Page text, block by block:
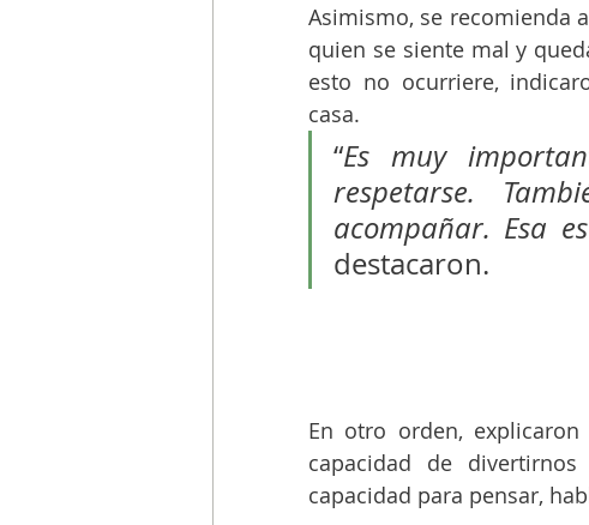
Asimismo, se recomienda
quien se siente mal y
esto no ocurriere,
casa.
“Es muy
respetarse.
acompañar. Esa
destacaron.
En otro orden,
capacidad de
capacidad para pensar,